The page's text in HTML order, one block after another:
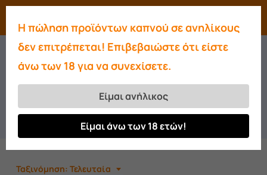
Skip
main
content
searchaccount
Όλα Τα Προϊόντα
Ναργιλέδες Και Προϊόντα Από Χώρες Της Ανατολής
Για Χονδρικής Ή Λιανική Πώληση
Ταξινόμηση: Τελευταία
Close
Η πώληση προϊόντων καπνού σε ανηλίκους
δεν επιτρέπεται! Επιβεβαιώστε ότι είστε
άνω των 18 για να συνεχίσετε.
Είμαι ανήλικος
Είμαι άνω των 18 ετών!